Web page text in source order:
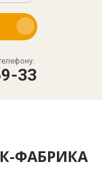
33
ФАБРИКА